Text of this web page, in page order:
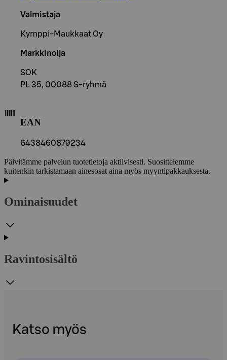
Valmistaja
Kymppi-Maukkaat Oy
Markkinoija
SOK
PL 35, 00088 S-ryhmä
EAN
6438460879234
Päivitämme palvelun tuotetietoja aktiivisesti. Suosittelemme
kuitenkin tarkistamaan ainesosat aina myös myyntipakkauksesta.
Ominaisuudet
Ravintosisältö
Katso myös